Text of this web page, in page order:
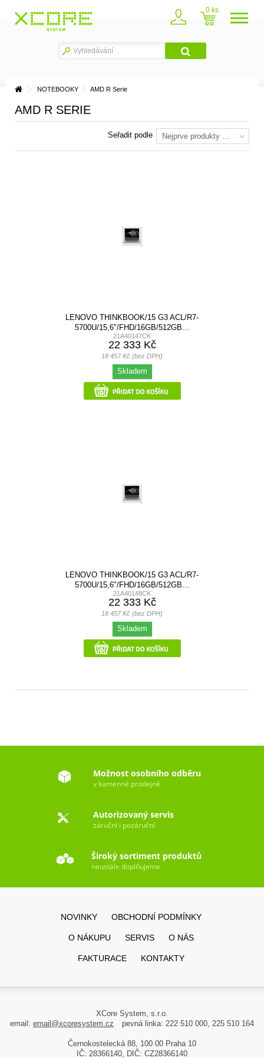
0
NOTEBOOKY AMD R Serie
AMD R SERIE
Seřadit podle Nejprve produkty skladem
LENOVO THINKBOOK/15 G3 ACL/R7-
5700U/15,6"/FHD/16GB/512GB...
21A40147CK
22 333 Kč
18 457 Kč (bez DPH)
Skladem
LENOVO THINKBOOK/15 G3 ACL/R7-
5700U/15,6"/FHD/16GB/512GB...
21A40148CK
22 333 Kč
18 457 Kč (bez DPH)
Skladem
Možnost osobního odběru
v kamenné prodejně
Autorizovaný servis
záruční i pozáruční
Široký sortiment produktů
neustále doplňujeme
NOVINKY OBCHODNÍ PODMÍNKY
O NÁKUPU SERVIS O NÁS
FAKTURACE KONTAKTY
XCore System, s.r.o.
email: email@xcoresystem.cz pevná linka: 222 510 000, 225 510 164
Černokostelecká 88, 100 00 Praha 10
IČ: 28366140, DIČ: CZ28366140